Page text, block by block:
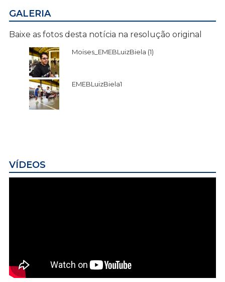
GALERIA
Baixe as fotos desta notícia na resolução original
Moises_EMEBLuizBiela (1)
EMEBLuizBiela1
VÍDEOS